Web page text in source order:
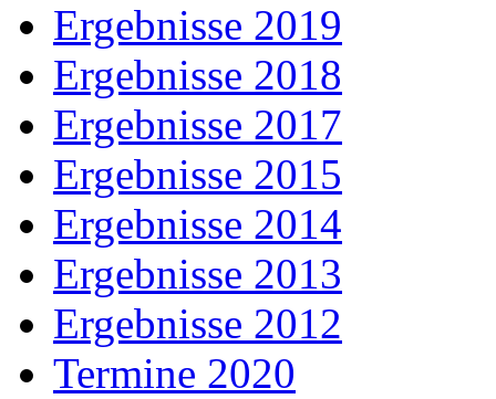
Ergebnisse 2019
Ergebnisse 2018
Ergebnisse 2017
Ergebnisse 2015
Ergebnisse 2014
Ergebnisse 2013
Ergebnisse 2012
Termine 2020